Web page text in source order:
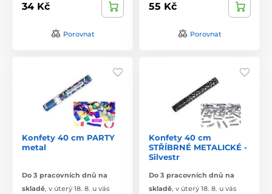
34 Kč
Porovnat
55 Kč
Porovnat
Konfety 40 cm PARTY
metal
Do 3 pracovních dnů na
skladě, v úterý 18. 8. u vás
Konfety 40 cm
STŘÍBRNÉ METALICKÉ -
Silvestr
Do 3 pracovních dnů na
skladě, v úterý 18. 8. u vás